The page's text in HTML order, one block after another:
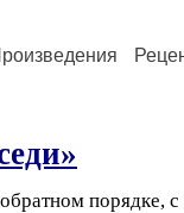
порядке, с